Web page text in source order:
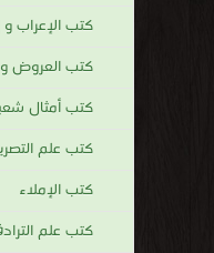
كتب الإعراب و
كتب العروض و
كتب أمثال
كتب علم
كتب الإملاء
كتب علم